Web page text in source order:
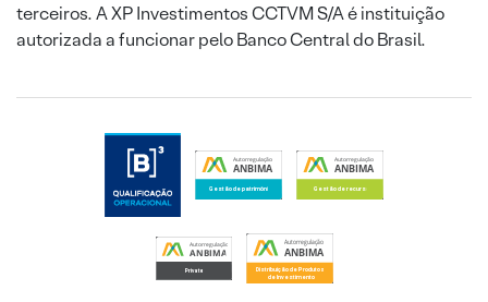
terceiros. A XP Investimentos CCTVM S/A é instituição
autorizada a funcionar pelo Banco Central do Brasil.